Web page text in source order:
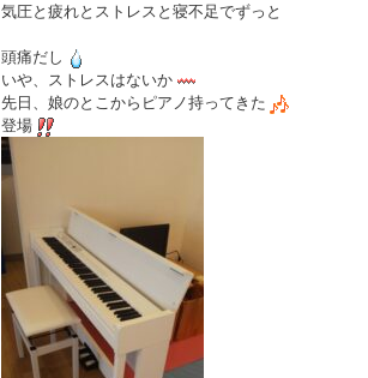
気圧と疲れとストレスと寝不足でずっと
頭痛だし
いや、ストレスはないか
先日、娘のとこからピアノ持ってきた
登場